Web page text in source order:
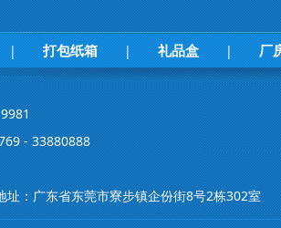
| 打包纸箱 | 礼品盒 | 厂
- 33880888
：广东省东莞市寮步镇企份街8号2栋302室